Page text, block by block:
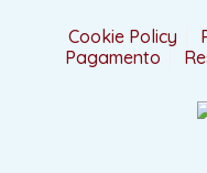
Cookie Policy
Pagamento